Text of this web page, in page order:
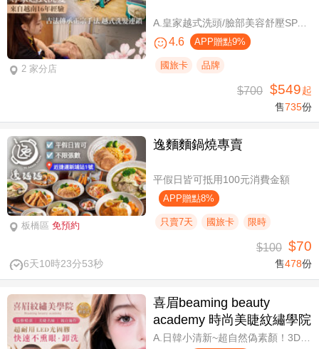
2 家分店
A.皇家越式洗頭/臉部美容舒壓SPA/舒壓採耳SPA 三選一40分(手技40分) / B.越式經典足底深層保養+去足繭+精油按摩 / C.越式純粹經典套餐(臉部美容舒壓SPA/舒壓採耳SPA二選一)全程80分(手技80分) / D.越式皇家古法按摩|全身越式精油舒壓/越式古法指壓 任選全程60分(手技60分)
4.6 APP贈點9%
國旅卡 品牌
$700 $549起
售735份
板橋區 免預約
逸麵麵鍋燒專賣
平假日皆可抵用100元消費金額
APP贈點8%
只賣7天 國旅卡 限時
6天10時23分52秒
$100 $70
售478份
喜眉beaming beauty
academy 時尚美睫紋繡學院